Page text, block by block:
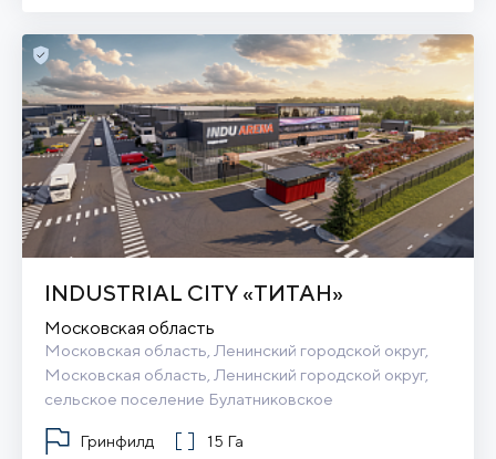
INDUSTRIAL CITY «ТИТАН»
Московская область
Московская область, Ленинский городской округ,
Московская область, Ленинский городской округ,
сельское поселение Булатниковское
Гринфилд 15 Га